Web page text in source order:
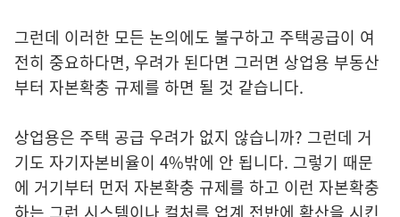
그런데 이러한 모든 논의에도 불구하고 주택공급이 여
전히 중요하다면, 우려가 된다면 그러면 상업용 부동산
부터 자본확충 규제를 하면 될 것 같습니다.
상업용은 주택 공급 우려가 없지 않습니까? 그런데 거
기도 자기자본비율이 4%밖에 안 됩니다. 그렇기 때문
에 거기부터 먼저 자본확충 규제를 하고 이런 자본확충
하는 그런 시스템이나 컬처를 업계 전반에 확산을 시킨